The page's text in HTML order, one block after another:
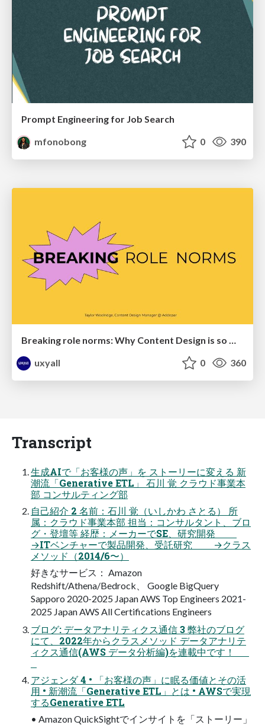
Prompt Engineering for Job Search
mfonobong
0 390
uxyall
0 360
Transcript
生成AIで「お客様の声」を ストーリーに変える 新
潮流「Generative ETL」 石川 覚 クラウド事業本
部 コンサルティング部
自己紹介 2 名前：石川 覚（いしかわ さとる） 所
属：クラウド事業本部 担当：コンサルタント、ブロ
グ・登壇等 経歴：メーカーでSE、研究開発
→ITベンチャーで製品開発、受託研究 →クラス
メソッド（2014/6〜）
好きなサービス： Amazon
Redshift/Athena/Bedrock、 Google BigQuery
Sapporo 2020-2025 Japan AWS Top Engineers 2021-
2025 Japan AWS All Certifications Engineers
ブログ: データアナリティクス通信 3 弊社のブログ
にて、2022年からクラスメソッド データアナリテ
ィクス通信(AWS データ分析編)を連載中です！
アジェンダ 4 • 「お客様の声」に眠る価値とその活
用 • 新潮流「Generative ETL」とは • AWSで実現
するGenerative ETL
• Amazon QuickSightでインサイトを「ストーリー」